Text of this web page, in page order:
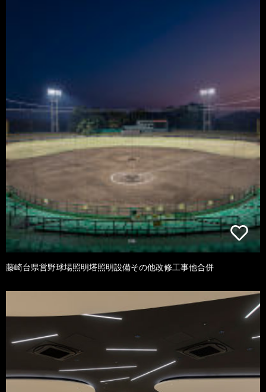
藤崎台県営野球場照明塔照明設備その他改修工事他合併